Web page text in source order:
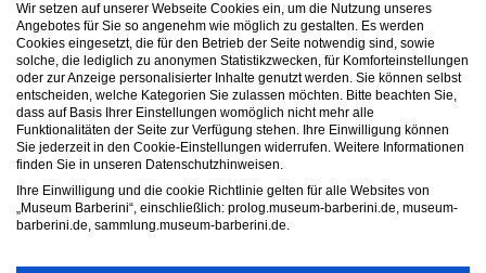
Bleiben Sie auf dem Laufenden!
Newsletter abonnieren
Impressum
Datenschutz
AGB
Hausordnung
Barrierefreiheit
Wir setzen auf unserer Webseite Cookies ein, um die Nutzung unseres
Angebotes für Sie so angenehm wie möglich zu gestalten. Es werden
Cookies eingesetzt, die für den Betrieb der Seite notwendig sind, sowie
solche, die lediglich zu anonymen Statistikzwecken, für Komforteinstellungen
oder zur Anzeige personalisierter Inhalte genutzt werden. Sie können selbst
entscheiden, welche Kategorien Sie zulassen möchten. Bitte beachten Sie,
dass auf Basis Ihrer Einstellungen womöglich nicht mehr alle
Funktionalitäten der Seite zur Verfügung stehen. Ihre Einwilligung können
Sie jederzeit in den Cookie-Einstellungen widerrufen. Weitere Informationen
finden Sie in unseren Datenschutzhinweisen.
Ihre Einwilligung und die cookie Richtlinie gelten für alle Websites von
„Museum Barberini“, einschließlich: prolog.museum-barberini.de, museum-
barberini.de, sammlung.museum-barberini.de.